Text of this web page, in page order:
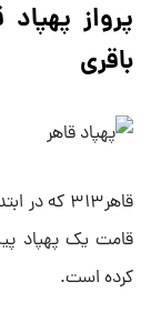
پرواز
باقری
قاهر۳۱۳
قامت یک پهپاد
کرده است.